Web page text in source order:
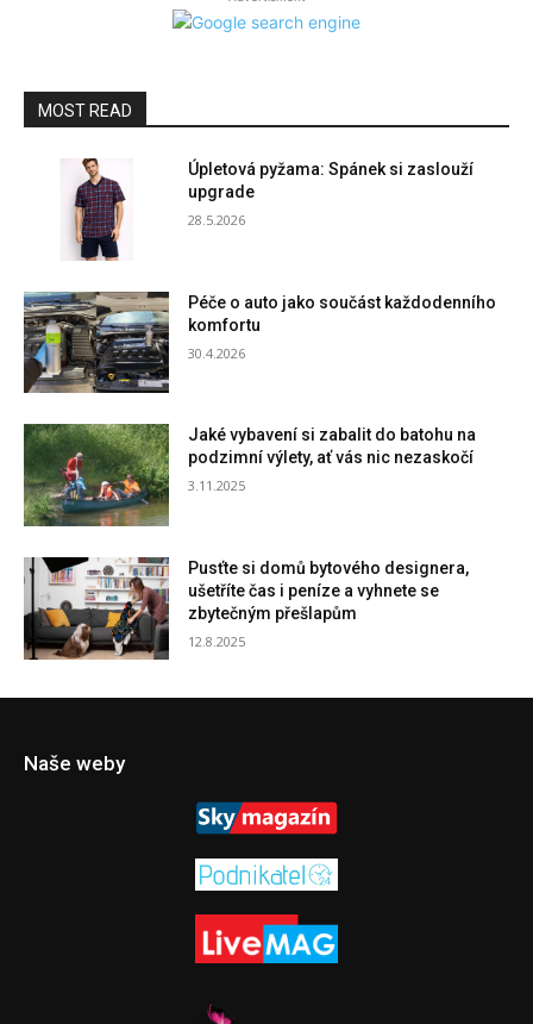
MOST READ
Úpletová pyžama: Spánek si zaslouží
upgrade
28.5.2026
Péče o auto jako součást každodenního
komfortu
30.4.2026
Jaké vybavení si zabalit do batohu na
podzimní výlety, ať vás nic nezaskočí
3.11.2025
Pusťte si domů bytového designera,
ušetříte čas i peníze a vyhnete se
zbytečným přešlapům
12.8.2025
Naše weby